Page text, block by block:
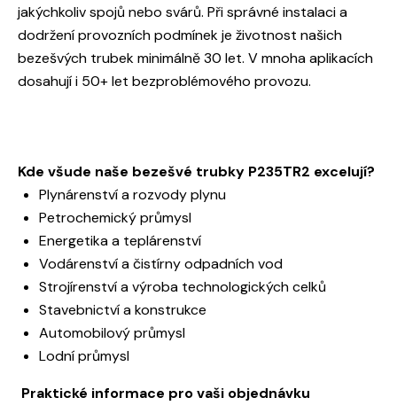
jakýchkoliv spojů nebo svárů. Při správné instalaci a
dodržení provozních podmínek je životnost našich
bezešvých trubek minimálně 30 let. V mnoha aplikacích
dosahují i 50+ let bezproblémového provozu.
Kde všude naše bezešvé trubky P235TR2 excelují?
Plynárenství a rozvody plynu
Petrochemický průmysl
Energetika a teplárenství
Vodárenství a čistírny odpadních vod
Strojírenství a výroba technologických celků
Stavebnictví a konstrukce
Automobilový průmysl
Lodní průmysl
Praktické informace pro vaši objednávku